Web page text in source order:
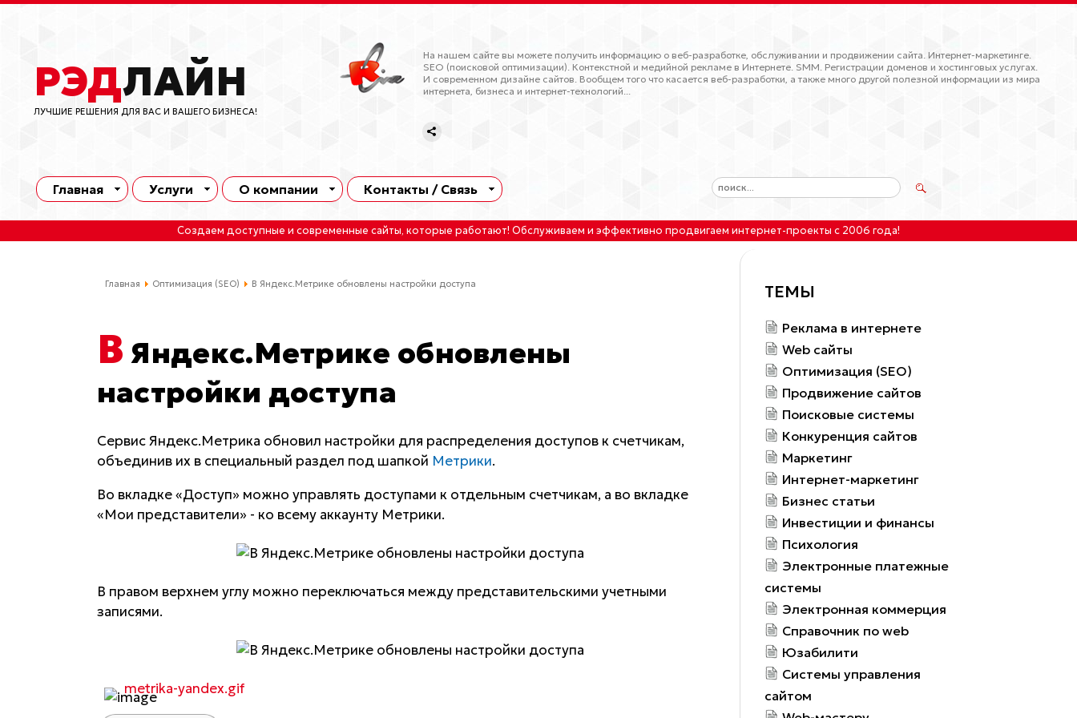
РЭДЛАЙН
ЛУЧШИЕ РЕШЕНИЯ ДЛЯ ВАС И ВАШЕГО БИЗНЕСА!
На нашем сайте вы можете получить информацию о веб-разработке, обслуживании и продвижении сайта. Интернет-маркетинге.
SEO (поисковой оптимизации). Контекстной и медийной рекламе в Интернете. SMM. Регистрации доменов и хостинговых услугах.
И современном дизайне сайтов. Вообщем того что касается веб-разработки, а также много другой полезной информации из мира
интернета, бизнеса и интернет-технологий...
Главная Услуги О компании Контакты / Связь
Создаем доступные и современные сайты, которые работают! Обслуживаем и эффективно продвигаем интернет-проекты с 2006 года!
Главная Оптимизация (SEO) В Яндекс.Метрике обновлены настройки доступа
В Яндекс.Метрике обновлены
настройки доступа
Сервис Яндекс.Метрика обновил настройки для распределения доступов к счетчикам,
объединив их в специальный раздел под шапкой Метрики.
Во вкладке «Доступ» можно управлять доступами к отдельным счетчикам, а во вкладке
«Мои представители» - ко всему аккаунту Метрики.
В правом верхнем углу можно переключаться между представительскими учетными
записями.
metrika-yandex.gif
ТЕМЫ
Реклама в интернете
Web сайты
Оптимизация (SEO)
Продвижение сайтов
Поисковые системы
Конкуренция сайтов
Маркетинг
Интернет-маркетинг
Бизнес статьи
Инвестиции и финансы
Психология
Электронные платежные
системы
Электронная коммерция
Справочник по web
Юзабилити
Системы управления
сайтом